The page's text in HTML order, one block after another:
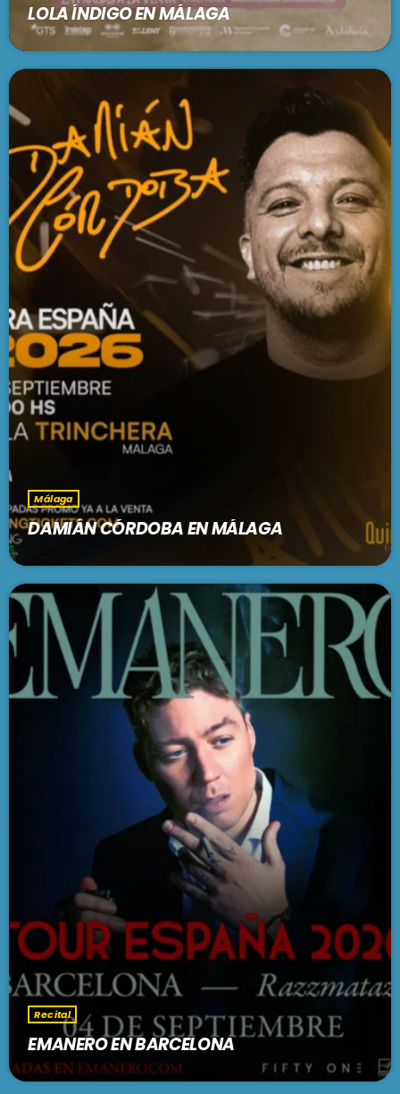
LOLA ÍNDIGO EN MÁLAGA
Málaga
DAMIÁN CÓRDOBA EN MÁLAGA
Recital
EMANERO EN BARCELONA